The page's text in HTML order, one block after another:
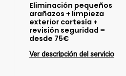
Eliminación pequeños
arañazos + limpieza
exterior cortesía +
revisión seguridad =
desde 75€
Ver descripción del servicio